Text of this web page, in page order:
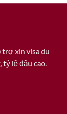
trợ xin visa du
tỷ lệ đậu cao.